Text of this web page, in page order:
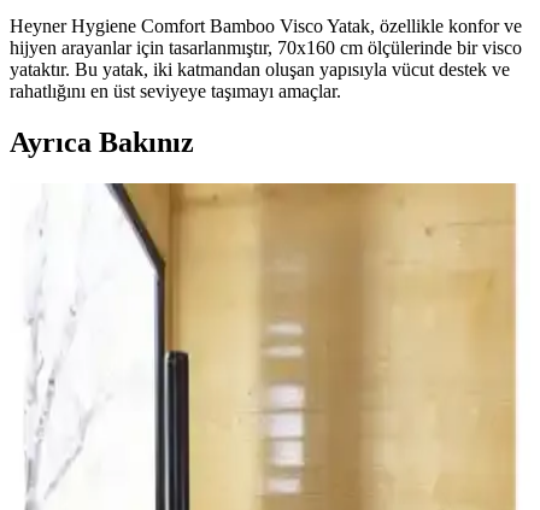
Heyner Hygiene Comfort Bamboo Visco Yatak, özellikle konfor ve
hijyen arayanlar için tasarlanmıştır, 70x160 cm ölçülerinde bir visco
yataktır. Bu yatak, iki katmandan oluşan yapısıyla vücut destek ve
rahatlığını en üst seviyeye taşımayı amaçlar.
Ayrıca Bakınız
Viscotex Hard Serenity ve Lif Kılıflı Hava Kanallı
Visco Yastık Karşılaştırması
İki visco yastık modeli, boyut, sertlik ve kullanıcı geri bildirimleriyle
detaylı karşılaştırıldı. Hard Serenity yüksek sertlik ve boyun desteği
sağlarken, Lif Kılıflı yumuşaklık ve konfor sunuyor.
Viscotex visko yastık modellerinin özellikleri ve
karşılaştırması
Bu makale, Viscotex Lif Kılıflı Hava Kanallı ve Medium Serenity
ergonomik visko yastıklarının özelliklerini, kullanıcı yorumlarını ve
performanslarını detaylı şekilde karşılaştırıyor.